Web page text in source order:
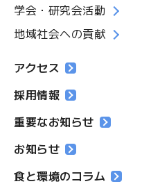
学会・研究会活動
地域社会への貢献
アクセス
採用情報
重要なお知らせ
お知らせ
食と環境のコラム